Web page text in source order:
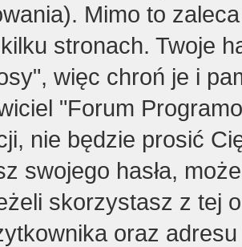
Mimo to
kilku stronach. Twoje
więc chroń je i
"Forum
nie będzie prosić
swojego hasła,
skorzystasz z tej
oraz